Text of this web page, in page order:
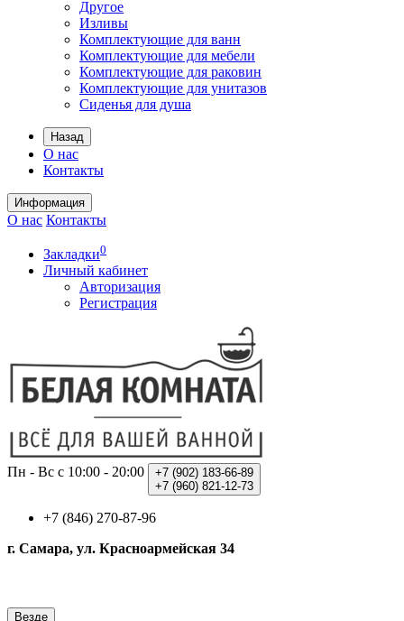
Другое
Изливы
Комплектующие для ванн
Комплектующие для мебели
Комплектующие для раковин
Комплектующие для унитазов
Сиденья для душа
Назад
О нас
Контакты
Информация
О нас Контакты
Закладки0
Личный кабинет
Авторизация
Регистрация
Пн - Вс с 10:00 - 20:00 +7 (902) 183-66-89
+7 (960) 821-12-73
+7 (846) 270-87-96
г. Самара, ул. Красноармейская 34
Везде